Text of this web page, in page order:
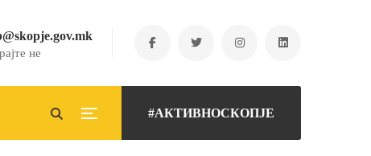
не
#АКТИВНОСКОПЈЕ